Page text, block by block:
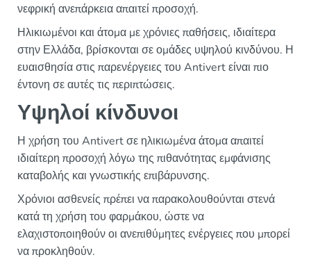
νεφρική ανεπάρκεια απαιτεί προσοχή.
Ηλικιωμένοι και άτομα με χρόνιες παθήσεις, ιδιαίτερα
στην Ελλάδα, βρίσκονται σε ομάδες υψηλού κινδύνου. Η
ευαισθησία στις παρενέργειες του Antivert είναι πιο
έντονη σε αυτές τις περιπτώσεις.
Υψηλοί κίνδυνοι
Η χρήση του Antivert σε ηλικιωμένα άτομα απαιτεί
ιδιαίτερη προσοχή λόγω της πιθανότητας εμφάνισης
καταβολής και γνωστικής επιβάρυνσης.
Χρόνιοι ασθενείς πρέπει να παρακολουθούνται στενά
κατά τη χρήση του φαρμάκου, ώστε να
ελαχιστοποιηθούν οι ανεπιθύμητες ενέργειες που μπορεί
να προκληθούν.